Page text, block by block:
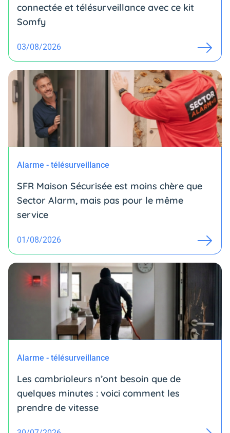
connectée et télésurveillance avec ce kit
Somfy
03/08/2026
Alarme - télésurveillance
SFR Maison Sécurisée est moins chère que
Sector Alarm, mais pas pour le même
service
01/08/2026
Alarme - télésurveillance
Les cambrioleurs n’ont besoin que de
quelques minutes : voici comment les
prendre de vitesse